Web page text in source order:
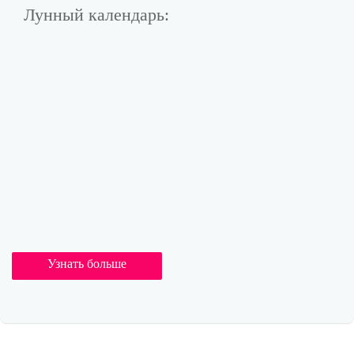
Лунный календарь:
Узнать больше